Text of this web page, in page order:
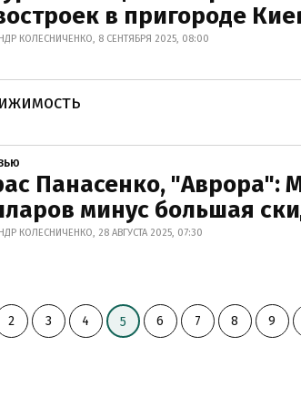
в пригороде
КОЛЕСНИЧЕНКО, 8 СЕНТЯБРЯ 2025, 08:00
Панасенко, "Аврора":
минус большая
КОЛЕСНИЧЕНКО, 28 АВГУСТА 2025, 07:30
2 3 4 5 6 7 8 9